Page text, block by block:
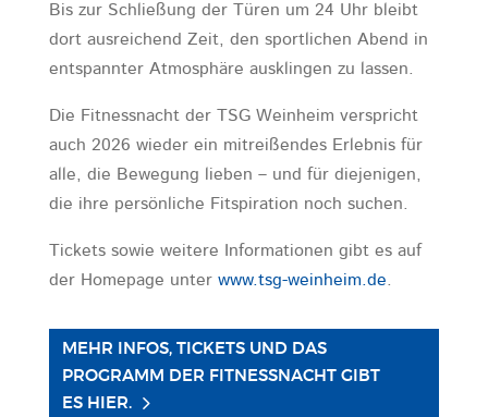
Bis zur Schließung der Türen um 24 Uhr bleibt
dort ausreichend Zeit, den sportlichen Abend in
entspannter Atmosphäre ausklingen zu lassen.
Die Fitnessnacht der TSG Weinheim verspricht
auch 2026 wieder ein mitreißendes Erlebnis für
alle, die Bewegung lieben – und für diejenigen,
die ihre persönliche Fitspiration noch suchen.
Tickets sowie weitere Informationen gibt es auf
der Homepage unter www.tsg-weinheim.de.
MEHR INFOS, TICKETS UND DAS
PROGRAMM DER FITNESSNACHT GIBT
ES HIER.